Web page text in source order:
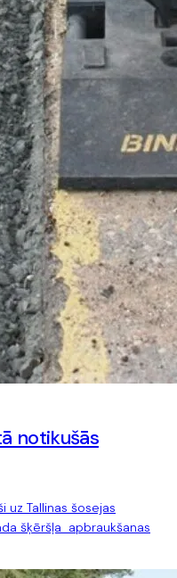
notikušās
uz Tallinas šosejas
šķēršļa apbraukšanas